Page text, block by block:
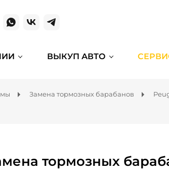
ВЫКУП АВТО
Замена тормозных барабанов
тормозных